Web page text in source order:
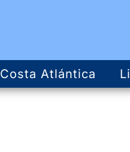
Costa Atlántica